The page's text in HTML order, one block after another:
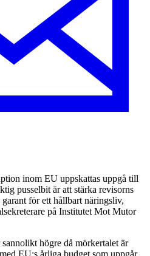
inom EU uppskattas uppgå till
pusselbit är att stärka revisorns
för ett hållbart näringsliv,
på Institutet Mot Mutor
högre då mörkertalet är